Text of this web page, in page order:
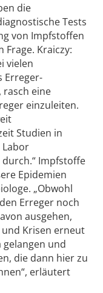
die
Tests
von Impfstoffen
Kraiczy:
vielen
Erreger-
rasch eine
einzuleiten.
Studien in
Impfstoffe
Epidemien
„Obwohl
Erreger noch
ausgehen,
Krisen erneut
und
die dann hier zu
erläutert